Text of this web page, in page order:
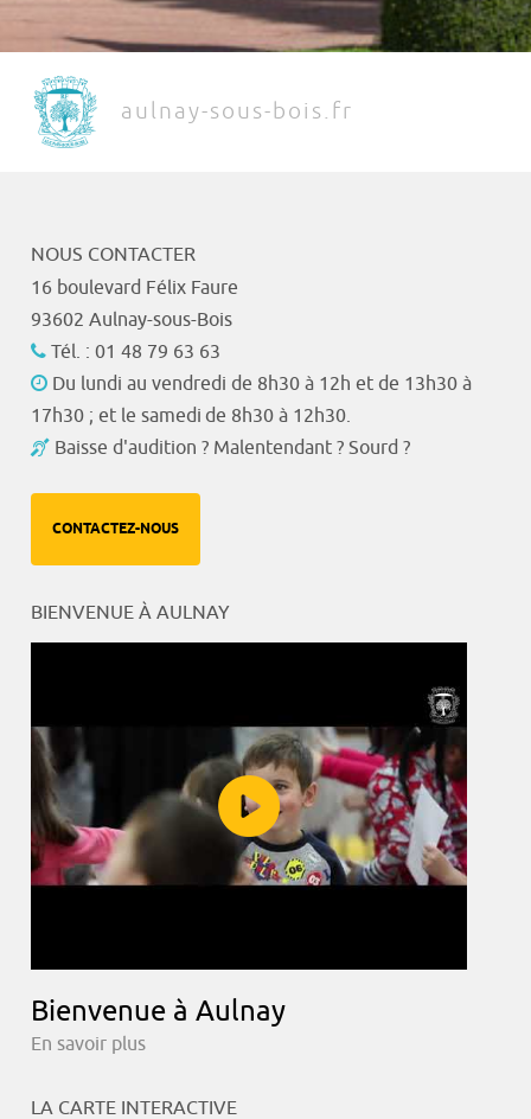
aulnay-sous-bois.fr
NOUS CONTACTER
16 boulevard Félix Faure
93602 Aulnay-sous-Bois
Tél. : 01 48 79 63 63
Du lundi au vendredi de 8h30 à 12h et de 13h30 à
17h30 ; et le samedi de 8h30 à 12h30.
Baisse d'audition ? Malentendant ? Sourd ?
CONTACTEZ-NOUS
BIENVENUE À AULNAY
Bienvenue à Aulnay
En savoir plus
LA CARTE INTERACTIVE